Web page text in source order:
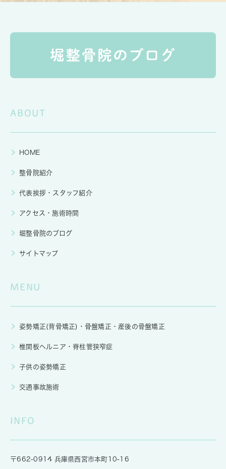
ABOUT
HOME
整骨院紹介
代表挨拶・スタッフ紹介
アクセス・施術時間
堀整骨院のブログ
サイトマップ
MENU
姿勢矯正(背骨矯正)・骨盤矯正・産後の骨盤矯正
椎間板ヘルニア・脊柱管狭窄症
子供の姿勢矯正
交通事故施術
INFO
〒662-0914 兵庫県西宮市本町10-16